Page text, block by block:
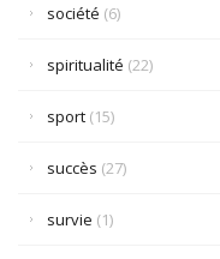
société (6)
spiritualité (22)
sport (15)
succès (27)
survie (1)